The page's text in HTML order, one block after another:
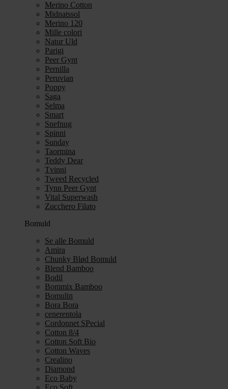
Merino Cotton
Midnatssol
Merino 120
Mille colori
Natur Uld
Parigi
Peer Gynt
Pernilla
Peruvian
Poppy
Saga
Selma
Smart
Snefnug
Spinni
Sunday
Taormina
Teddy Dear
Tvinni
Tweed Recycled
Tynn Peer Gynt
Vital Superwash
Zucchero Filato
Bomuld
Se alle Bomuld
Amira
Chunky Blød Bomuld
Blend Bamboo
Bodil
Bommix Bamboo
Bomulin
Bora Bora
cenerentola
Cordonnet SPecial
Cotton 8/4
Cotton Soft Bio
Cotton Waves
Crealino
Diamond
Eco Baby
Eco Soft